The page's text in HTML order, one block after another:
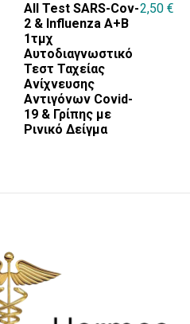
All Test SARS-Cov-
2 & Influenza A+B
1τμχ
Αυτοδιαγνωστικό
Τεστ Ταχείας
Ανίχνευσης
Αντιγόνων Covid-
19 & Γρίπης με
Ρινικό Δείγμα
2,50 €